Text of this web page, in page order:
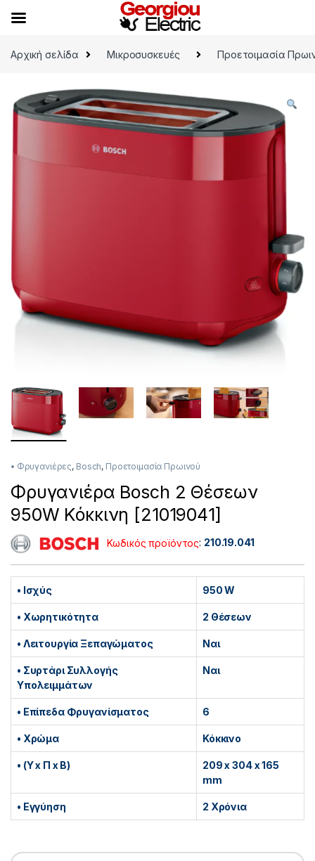
Αρχική σελίδα
Μικροσυσκευές Προετοιμασία
• Φρυγανιέρες, Bosch, Προετοιμασία Πρωινού
Φρυγανιέρα Bosch 2 Θέσεων
950W Κόκκινη [21019041]
Κωδικός προϊόντος: 210.19.041
• Ισχύς 950 W
• Χωρητικότητα 2 Θέσεων
• Λειτουργία Ξεπαγώματος Ναι
• Συρτάρι Συλλογής
Υπολειμμάτων
Ναι
• Επίπεδα Φρυγανίσματος 6
• Χρώμα Κόκκινο
• (Υ x Π x Β)
209 x 304 x 165
mm
• Εγγύηση 2 Χρόνια